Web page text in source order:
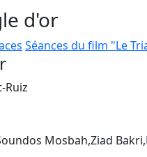
d'or
Séances du film "Le
Ruiz
Mosbah,Ziad